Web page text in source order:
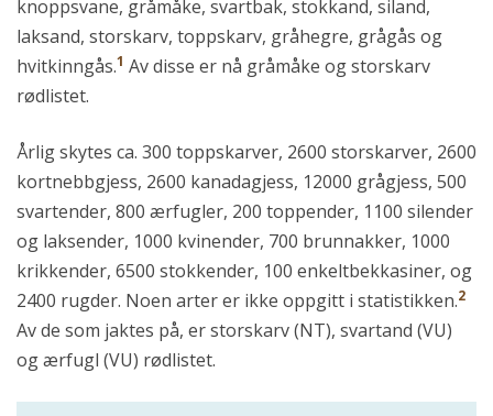
knoppsvane, gråmåke, svartbak, stokkand, siland,
laksand, storskarv, toppskarv, gråhegre, grågås og
hvitkinngås.1 Av disse er nå gråmåke og storskarv
rødlistet.
Årlig skytes ca. 300 toppskarver, 2600 storskarver, 2600
kortnebbgjess, 2600 kanadagjess, 12000 grågjess, 500
svartender, 800 ærfugler, 200 toppender, 1100 silender
og laksender, 1000 kvinender, 700 brunnakker, 1000
krikkender, 6500 stokkender, 100 enkeltbekkasiner, og
2400 rugder. Noen arter er ikke oppgitt i statistikken.2
Av de som jaktes på, er storskarv (NT), svartand (VU)
og ærfugl (VU) rødlistet.